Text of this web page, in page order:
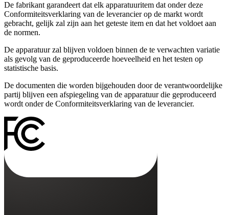
De fabrikant garandeert dat elk apparatuuritem dat onder deze
Conformiteitsverklaring van de leverancier op de markt wordt
gebracht, gelijk zal zijn aan het geteste item en dat het voldoet aan
de normen.
De apparatuur zal blijven voldoen binnen de te verwachten variatie
als gevolg van de geproduceerde hoeveelheid en het testen op
statistische basis.
De documenten die worden bijgehouden door de verantwoordelijke
partij blijven een afspiegeling van de apparatuur die geproduceerd
wordt onder de Conformiteitsverklaring van de leverancier.